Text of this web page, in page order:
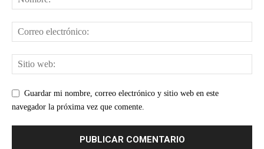
Guardar mi nombre, correo electrónico y sitio web en este
navegador la próxima vez que comente.